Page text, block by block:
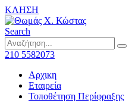
ΚΛΗΣΗ
Search
210 5582073
Αρχικη
Εταιρεία
Τοποθέτηση Περίφραξης